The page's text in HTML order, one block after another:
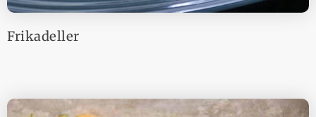
Frikadeller